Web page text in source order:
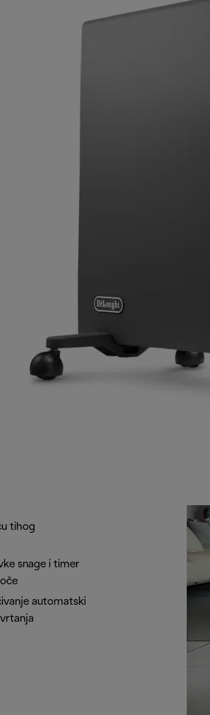
veličine
se regulira za
tihog
snage i timer
automatski